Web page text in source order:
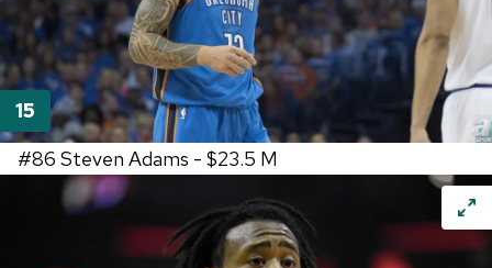
#86 Steven Adams - $23.5 M